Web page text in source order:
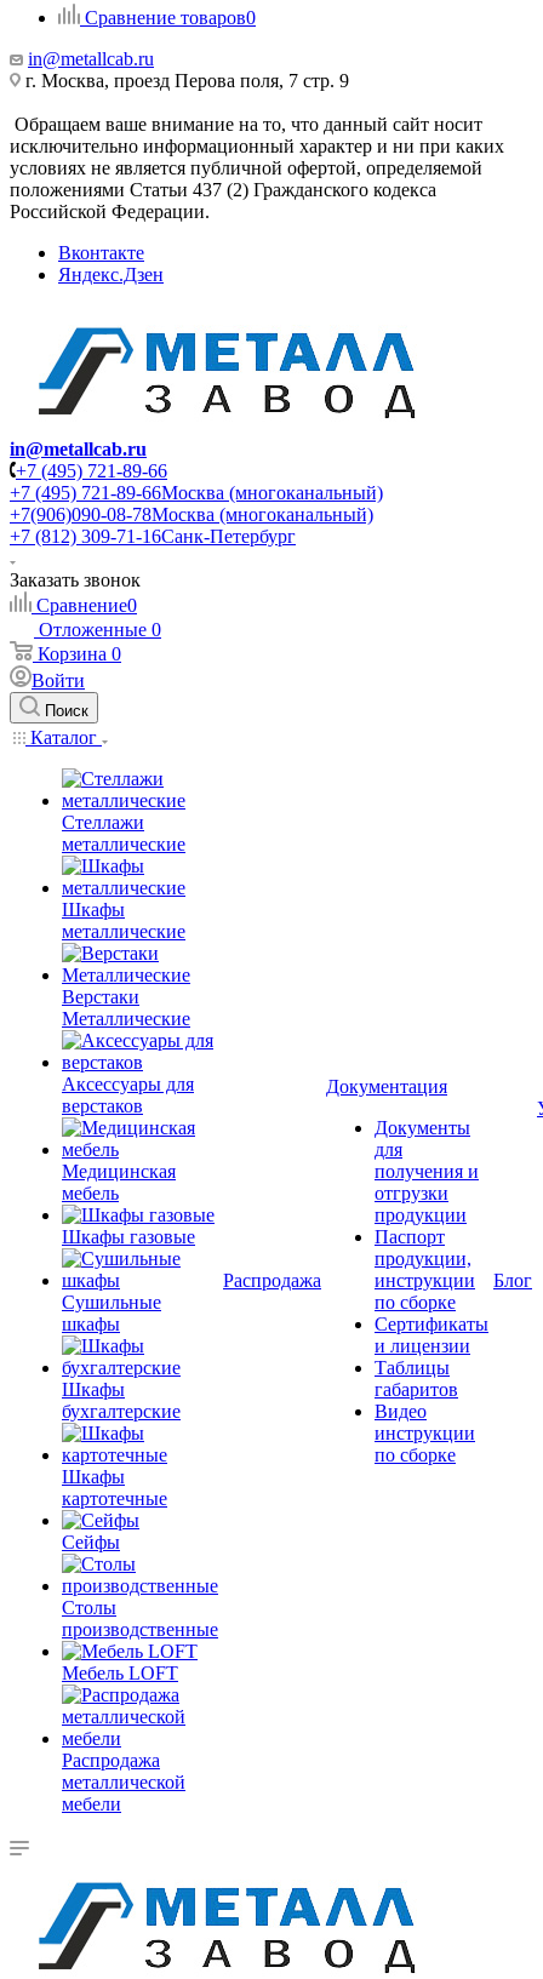
Сравнение товаров0
in@metallcab.ru
г. Москва, проезд Перова поля, 7 стр. 9
Обращаем ваше внимание на то, что данный сайт носит
исключительно информационный характер и ни при каких
условиях не является публичной офертой, определяемой
положениями Статьи 437 (2) Гражданского кодекса
Российской Федерации.
Вконтакте
Яндекс.Дзен
in@metallcab.ru
+7 (495) 721-89-66
+7 (495) 721-89-66Москва (многоканальный)
+7(906)090-08-78Москва (многоканальный)
+7 (812) 309-71-16Санк-Петербург
Заказать звонок
Сравнение0
Отложенные 0
Корзина 0
Войти
Поиск
Каталог
Стеллажи
металлические
Шкафы
металлические
Верстаки
Металлические
Аксессуары для
верстаков
Медицинская
мебель
Шкафы газовые
Сушильные
шкафы
Шкафы
бухгалтерские
Шкафы
картотечные
Сейфы
Столы
производственные
Мебель LOFT
Распродажа
металлической
мебели
Распродажа
Документация
Документы
для
получения и
отгрузки
продукции
Паспорт
продукции,
инструкции
по сборке
Сертификаты
и лицензии
Таблицы
габаритов
Видео
инструкции
по сборке
Блог